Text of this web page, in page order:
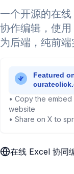
一个开源的在
协作编辑，使
为后端，纯前端
• Copy the
website
• Share on X to
在线 Excel 协同